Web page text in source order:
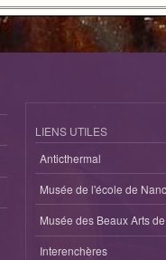
LIENS UTILES
Anticthermal
Musée de l'école de
Musée des Beaux Arts
Interenchères